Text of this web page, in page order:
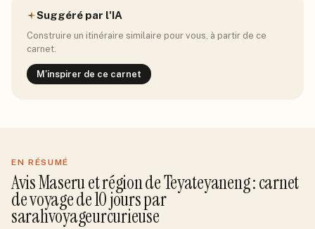
Suggéré par l'IA
Construire un itinéraire similaire pour vous, à partir de ce
carnet.
M'inspirer de ce carnet
EN RÉSUMÉ
AvisMaseru et région de Teyateyaneng: carnet
de voyage de10jourspar
sarahvoyageurcurieuse